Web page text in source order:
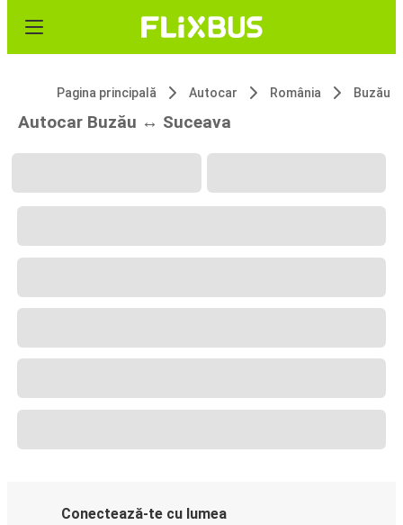
Pagina principală Autocar România Buzău
Autocar Buzău ↔ Suceava
Conectează-te cu lumea